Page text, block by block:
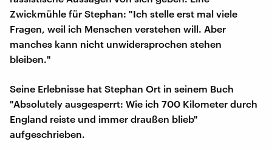
Zwickmühle für Stephan: "Ich stelle erst mal viele
Fragen, weil ich Menschen verstehen will. Aber
manches kann nicht unwidersprochen stehen
bleiben."
Seine Erlebnisse hat Stephan Ort in seinem Buch
"Absolutely ausgesperrt: Wie ich 700 Kilometer durch
England reiste und immer draußen blieb"
aufgeschrieben.